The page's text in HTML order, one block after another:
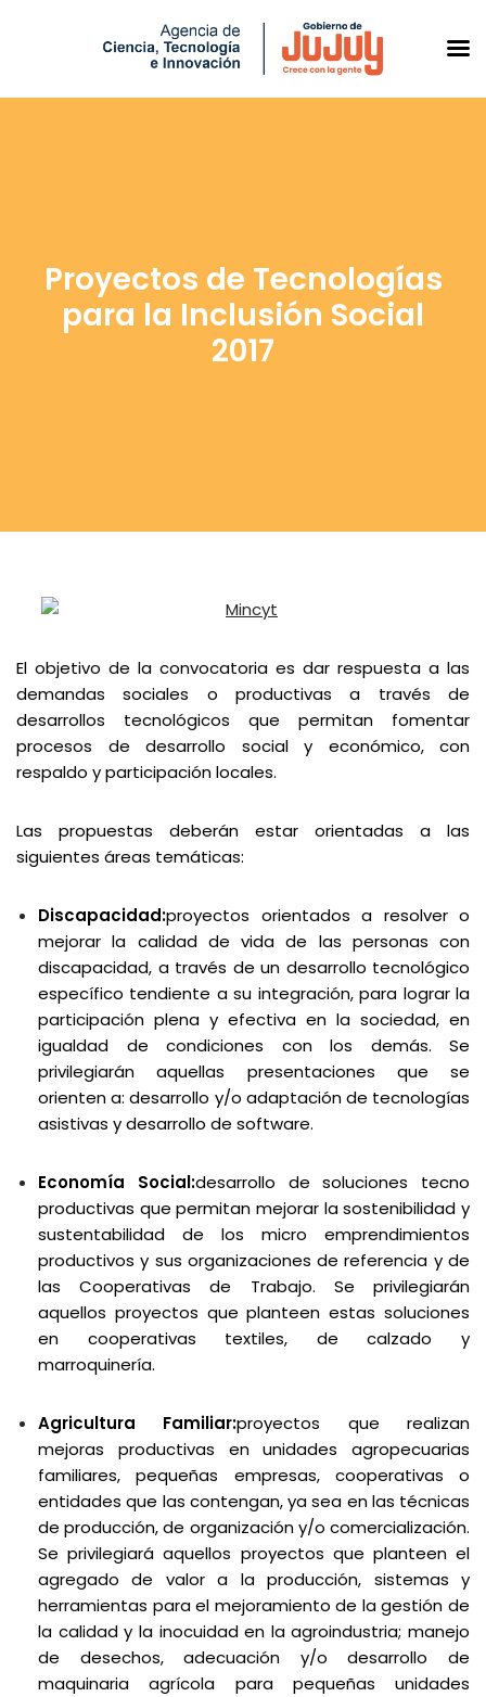
Proyectos de Tecnologías
para la Inclusión Social
2017
El objetivo de la convocatoria es dar respuesta a las
demandas sociales o productivas a través de
desarrollos tecnológicos que permitan fomentar
procesos de desarrollo social y económico, con
respaldo y participación locales.
Las propuestas deberán estar orientadas a las
siguientes áreas temáticas:
Discapacidad:proyectos orientados a resolver o
mejorar la calidad de vida de las personas con
discapacidad, a través de un desarrollo tecnológico
específico tendiente a su integración, para lograr la
participación plena y efectiva en la sociedad, en
igualdad de condiciones con los demás. Se
privilegiarán aquellas presentaciones que se
orienten a: desarrollo y/o adaptación de tecnologías
asistivas y desarrollo de software.
Economía Social:desarrollo de soluciones tecno
productivas que permitan mejorar la sostenibilidad y
sustentabilidad de los micro emprendimientos
productivos y sus organizaciones de referencia y de
las Cooperativas de Trabajo. Se privilegiarán
aquellos proyectos que planteen estas soluciones
en cooperativas textiles, de calzado y
marroquinería.
Agricultura Familiar:proyectos que realizan
mejoras productivas en unidades agropecuarias
familiares, pequeñas empresas, cooperativas o
entidades que las contengan, ya sea en las técnicas
de producción, de organización y/o comercialización.
Se privilegiará aquellos proyectos que planteen el
agregado de valor a la producción, sistemas y
herramientas para el mejoramiento de la gestión de
la calidad y la inocuidad en la agroindustria; manejo
de desechos, adecuación y/o desarrollo de
maquinaria agrícola para pequeñas unidades